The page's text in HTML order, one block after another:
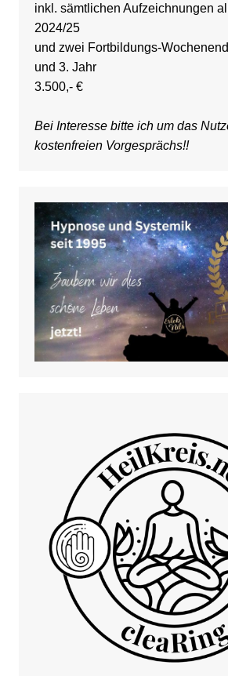
inkl. sämtlichen Aufzeichnungen
2024/25
und zwei Fortbildungs-
und 3. Jahr
3.500,- €
Bei Interesse bitte ich um das
kostenfreien Vorgesprächs!!